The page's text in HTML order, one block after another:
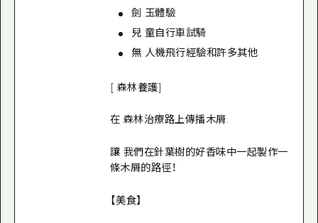
劍 玉體驗
兒 童自行車試騎
無 人機飛行經驗和許多其他
[ 森林養護]
在 森林治療路上傳播木屑.
讓 我們在針葉樹的好香味中一起製作一
條木屑的路徑！
【美食】